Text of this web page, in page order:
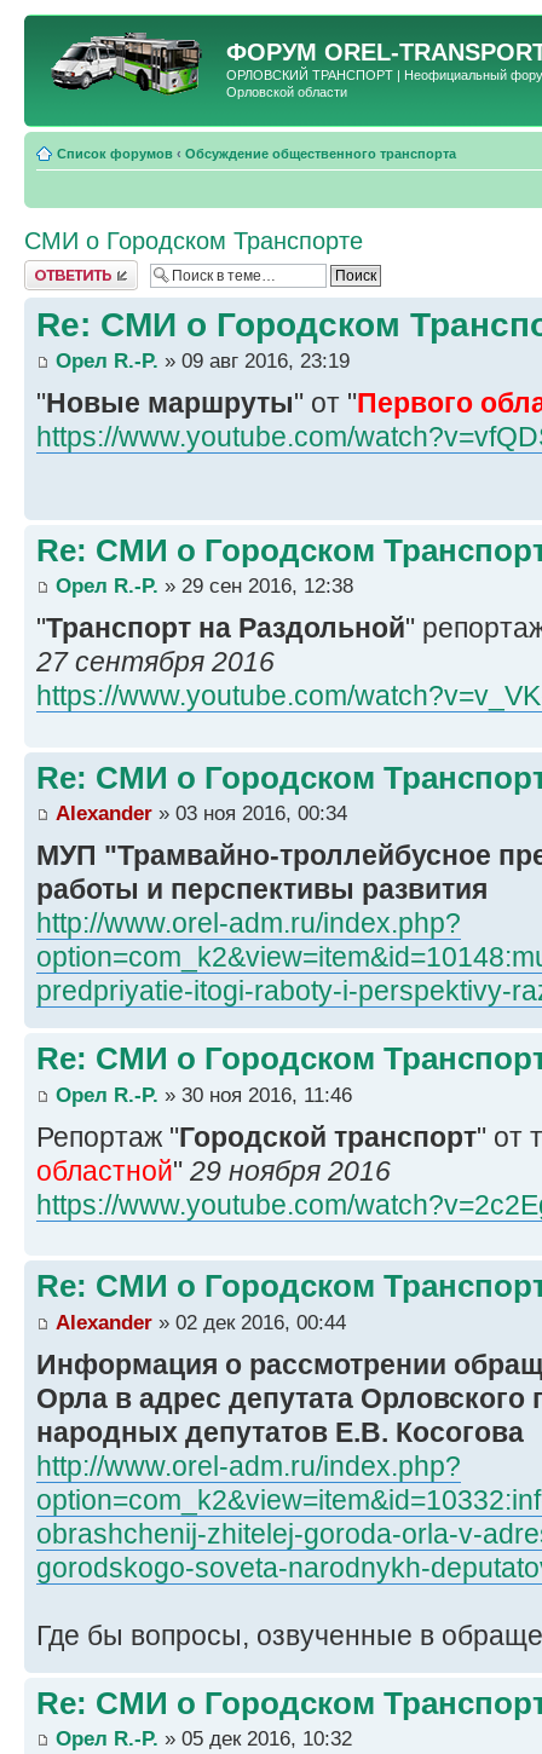
ФОРУМ OREL-
ОРЛОВСКИЙ ТРАНСПОРТ | Неофициальный форум
Орловской области
Список форумов ‹ Обсуждение общественного транспорта
СМИ о Городском Транспорте
Ответить
Re: СМИ о Городском
Орел R.-P. » 09 авг 2016, 23:19
"Новые маршруты" от "Первого
https://www.youtube.com/
Re: СМИ о Городском
Орел R.-P. » 29 сен 2016, 12:38
"Транспорт на Раздольной"
27 сентября 2016
https://www.youtube.com/
Re: СМИ о Городском
Alexander » 03 ноя 2016, 00:34
МУП "Трамвайно-троллейбусное
работы и перспективы развития
http://www.orel-adm.ru/index.php?
predpriyatie-itogi-raboty-i-perspektivy-
Re: СМИ о Городском
Орел R.-P. » 30 ноя 2016, 11:46
Репортаж "Городской транспорт" от
областной" 29 ноября 2016
https://www.youtube.com/
Re: СМИ о Городском
Alexander » 02 дек 2016, 00:44
Информация о рассмотрении
Орла в адрес депутата Орловского
народных депутатов Е.В. Косогова
http://www.orel-adm.ru/index.php?
obrashchenij-zhitelej-goroda-orla-v-
gorodskogo-soveta-narodnykh-
Где бы вопросы, озвученные в
Re: СМИ о Городском
Орел R.-P. » 05 дек 2016, 10:32